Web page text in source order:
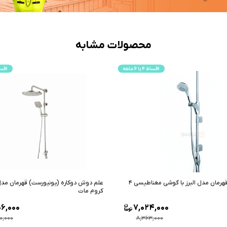
محصولات مشابه
(یونیورست) قهرمان مدل پارسه
24,770,000
20,806,000
شیر دوش شادان مدل فیروزه طلایی